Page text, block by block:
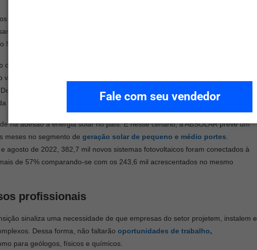
Fale com seu vendedor
consumidores que quiserem instalar sistemas de energia solar em suas
A partir de outubro, os adeptos terão cerca de 100 dias para providenciar o
aprove as mudanças de regras.
deste ano, mantendo um período de transição que garante a manutenção das
para os consumidores que solicitarem a instalação de geração própria
dessa data, a Lei prevê novas conexões com uma cobrança gradual
na rede elétrica pela distribuidora.
na adesão à energia solar no país. E nesse cenário, a ABSOLAR prevê um
meses no segmento de geração solar de pequeno e médio portes
agosto de 2022, 382,7 mil novos sistemas fotovoltaicos foram conectados à
de 57% comparando-se com os 243,6 mil acrescentados no mesmo
profissionais
sinaliza uma necessidade de que empresas do setor projetem, instalem e
Dessa forma, não faltarão oportunidades de trabalho,
para geólogos, físicos e químicos.